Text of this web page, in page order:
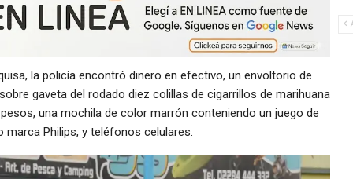
la policía encontró dinero en efectivo, un envoltorio de
gaveta del rodado diez colillas de cigarrillos de marihuana
una mochila de color marrón conteniendo un juego de
marca Philips, y teléfonos celulares.